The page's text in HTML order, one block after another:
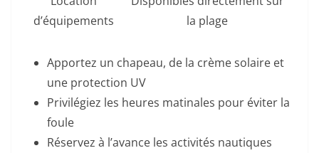
d’équipements
la plage
Apportez un chapeau, de la crème solaire et
une protection UV
Privilégiez les heures matinales pour éviter la
foule
Réservez à l’avance les activités nautiques